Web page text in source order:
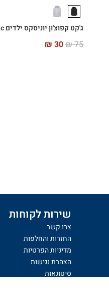
ג'קט קפוצ'ון יוניסקס ילדים Classic
₪75
₪ 30
שירות לקוחות
צרו קשר
החזרות והחלפות
מדיניות הפרטיות
הצהרת נגישות
סיטונאות